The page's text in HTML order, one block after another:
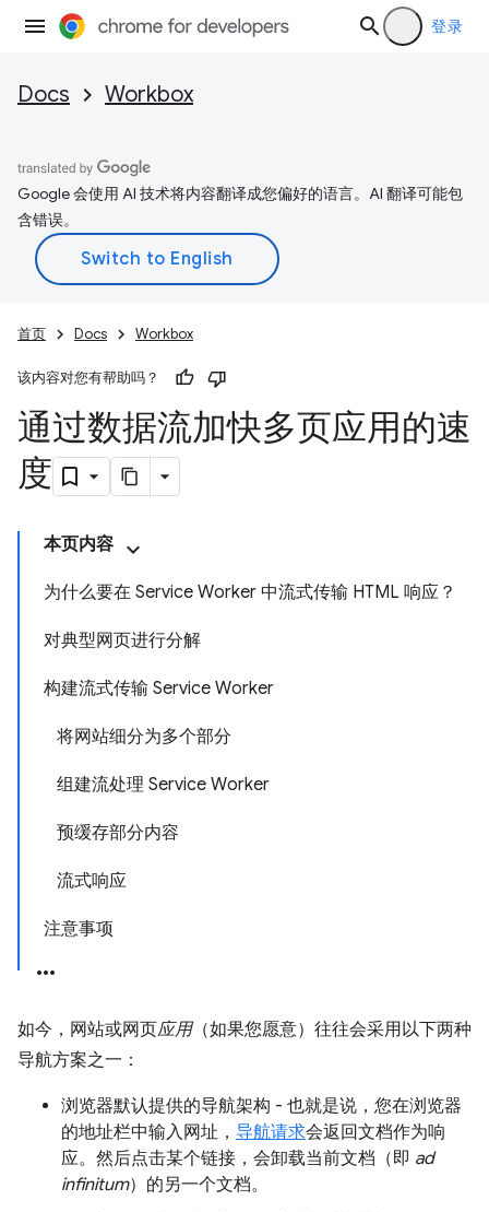
登录
Docs Workbox
Google 会使用 AI 技术将内容翻译成您偏好的语言。AI 翻译可能包
含错误。
首页 Docs Workbox
该内容对您有帮助吗？
通过数据流加快多页应用的速
度
本页内容
为什么要在 Service Worker 中流式传输 HTML 响应？
对典型网页进行分解
构建流式传输 Service Worker
将网站细分为多个部分
组建流处理 Service Worker
预缓存部分内容
流式响应
注意事项
如今，网站或网页应用（如果您愿意）往往会采用以下两种
导航方案之一：
浏览器默认提供的导航架构 - 也就是说，您在浏览器
的地址栏中输入网址， 导航请求会返回文档作为响
应。然后点击某个链接，会卸载当前文档（即 ad
infinitum）的另一个文档。